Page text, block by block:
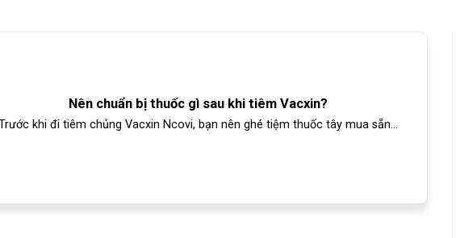
Nên chuẩn bị thuốc gì sau khi tiêm Vacxin?
khi đi tiêm chủng Vacxin Ncovi, bạn nên ghé tiệm thuốc tây mua sẵn...